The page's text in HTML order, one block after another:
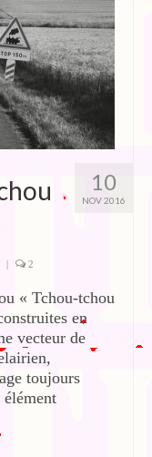
10
NOV 2016
2
« Tchou-tchou
en
vecteur de
toujours
élément